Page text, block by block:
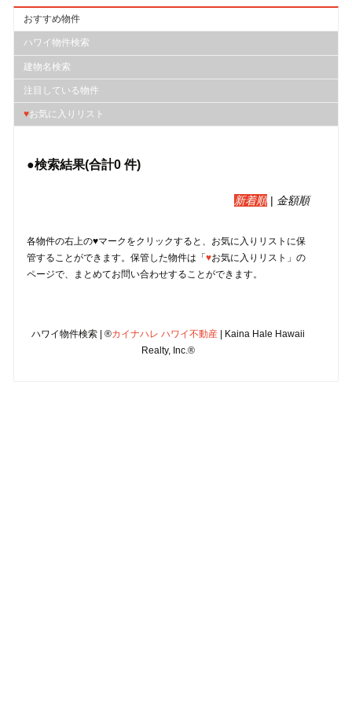
おすすめ物件
ハワイ物件検索
建物名検索
注目している物件
♥お気に入りリスト
●検索結果(合計0 件)
新着順| 金額順
各物件の右上の♥マークをクリックすると、︎お気に入りリストに保
管することができます。保管した物件は「♥お気に入りリスト」の
ページで、まとめてお問い合わせすることができます。
ハワイ物件検索 | ®カイナハレ ハワイ不動産 | Kaina Hale Hawaii
Realty, Inc.®